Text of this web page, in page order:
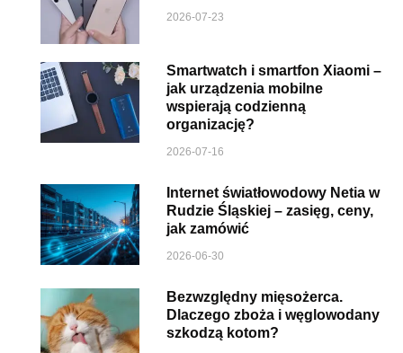
2026-07-23
Smartwatch i smartfon Xiaomi –
jak urządzenia mobilne
wspierają codzienną
organizację?
2026-07-16
Internet światłowodowy Netia w
Rudzie Śląskiej – zasięg, ceny,
jak zamówić
2026-06-30
Bezwzględny mięsożerca.
Dlaczego zboża i węglowodany
szkodzą kotom?